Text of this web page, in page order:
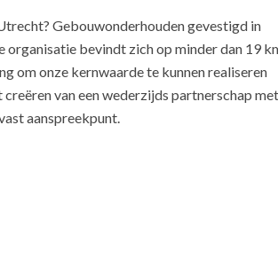
Gebouwonderhouden gevestigd in
organisatie bevindt zich op minder dan 19
om onze kernwaarde te kunnen realiseren
van een wederzijds partnerschap met
aanspreekpunt.